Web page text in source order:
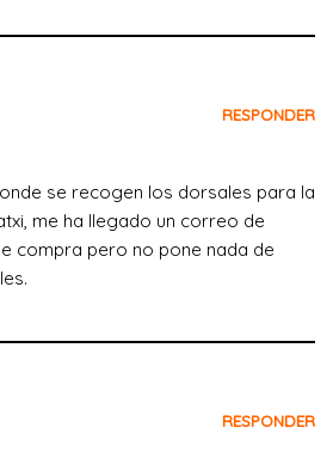
RESPONDER
se recogen los dorsales para la
me ha llegado un correo de
compra pero no pone nada de
RESPONDER